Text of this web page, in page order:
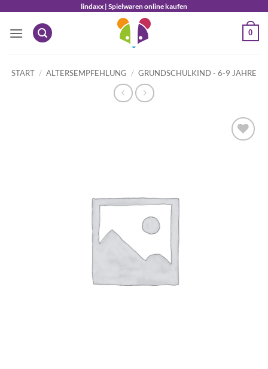
springen
lindaxx | Spielwaren online kaufen
0
START / ALTERSEMPFEHLUNG / GRUNDSCHULKIND - 6-9 JAHRE